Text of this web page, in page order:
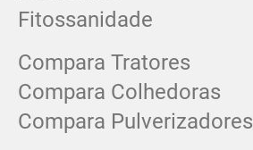
Fitossanidade
Compara Tratores
Compara Colhedoras
Compara Pulverizadores